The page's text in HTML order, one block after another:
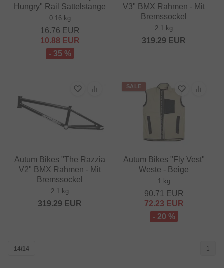
Hungry" Rail Sattelstange
0.16 kg
16.76EUR
10.88 EUR
- 35 %
V3" BMX Rahmen - Mit
Bremssockel
2.1 kg
319.29 EUR
Autum Bikes "The Razzia
V2" BMX Rahmen - Mit
Bremssockel
2.1 kg
319.29 EUR
SALE
Autum Bikes "Fly Vest"
Weste - Beige
1 kg
90.71EUR
72.23 EUR
- 20 %
14/14 1